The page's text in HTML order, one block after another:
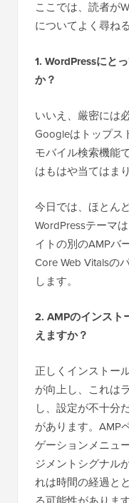
ここでは、読者が
についてよく尋ね
1. WordPressにと
か？
いいえ、厳密には
Googleはトップス
モバイル検索機能
はもはや当てはま
今日では、ほとん
WordPressテーマ
イトの別のAMPバ
Core Web Vitalsの
します。
2. AMPのインスト
えますか？
正しくインストー
が向上し、これは
し、設定が不十分
があります。AMP
ゲーションメニュ
ジメントシグナル
れは時間の経過と